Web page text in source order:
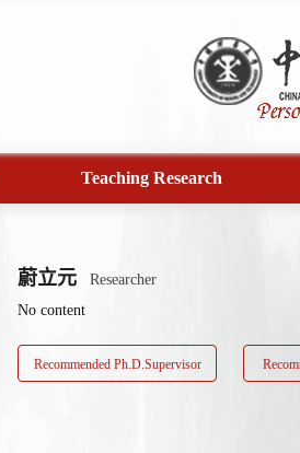
Teaching Research
蔚立元
Researcher
No content
Recommended Ph.D.Supervisor